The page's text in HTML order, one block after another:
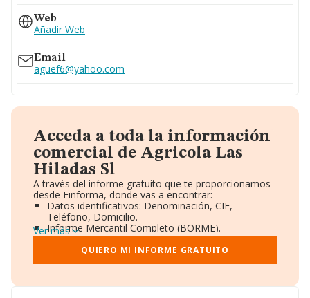
Web
Añadir Web
Email
aguef6@yahoo.com
Acceda a toda la información
comercial de Agricola Las
Hiladas Sl
A través del informe gratuito que te proporcionamos
desde Einforma, donde vas a encontrar:
Datos identificativos: Denominación, CIF,
Teléfono, Domicilio.
Informe Mercantil Completo (BORME).
Gráficos de Evolución Ventas y Empleados.
Consejo de Administración y Administradores.
Directivos y Ejecutivos.
Ver más
QUIERO MI INFORME GRATUITO